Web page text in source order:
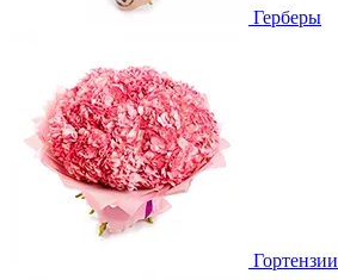
Герберы
Гортензии